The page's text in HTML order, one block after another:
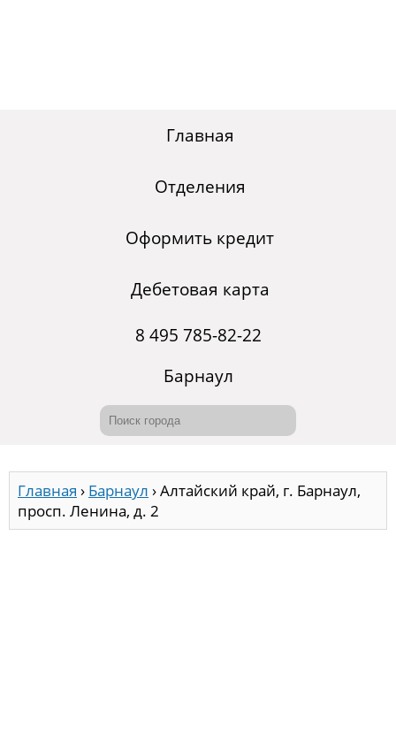
Главная
Отделения
Оформить кредит
Дебетовая карта
8 495 785-82-22
Барнаул
Главная › Барнаул ›Алтайский край, г. Барнаул,
просп. Ленина, д. 2